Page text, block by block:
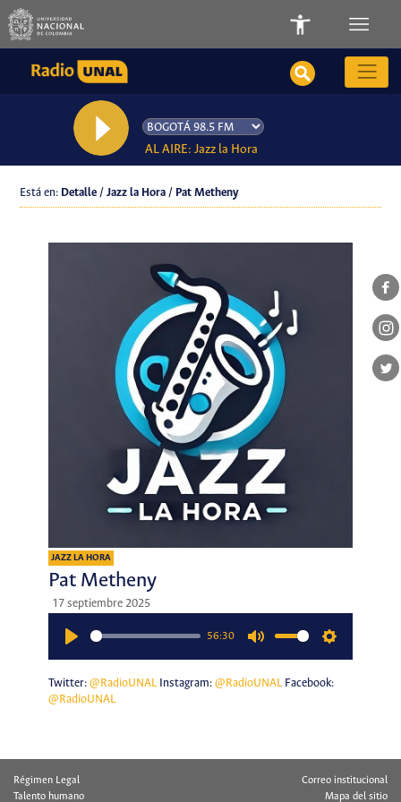
AL AIRE: Jazz la Hora
Está en: Detalle / Jazz la Hora / Pat Metheny
JAZZ LA HORA
Pat Metheny
17 septiembre 2025
56:30
Twitter: @RadioUNALInstagram: @RadioUNALFacebook:
@RadioUNAL
Régimen Legal
Talento humano
Correo institucional
Mapa del sitio